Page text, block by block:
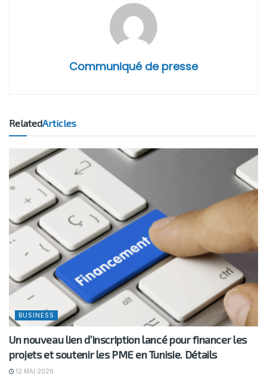
Communiqué de presse
RelatedArticles
BUSINESS
Un nouveau lien d’inscription lancé pour financer les
projets et soutenir les PME en Tunisie. Détails
12 MAI 2026